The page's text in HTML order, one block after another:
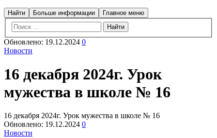
Найти Больше информации Главное меню
Обновлено: 19.12.2024 0
Новости
16 декабря 2024г. Урок
мужества в школе № 16
16 декабря 2024г. Урок мужества в школе № 16
Обновлено: 19.12.2024 0
Новости